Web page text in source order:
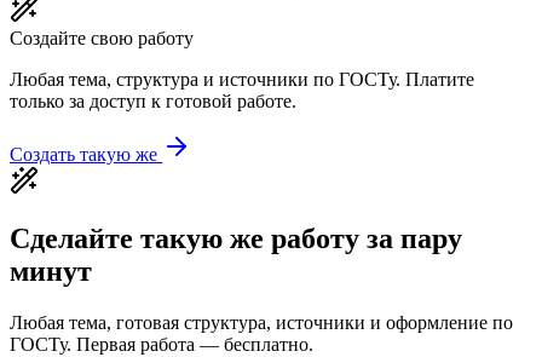
Создайте свою работу
Любая тема, структура и источники по ГОСТу. Платите
только за доступ к готовой работе.
Создать такую же
Сделайте такую же работу за пару
минут
Любая тема, готовая структура, источники и оформление по
ГОСТу. Первая работа — бесплатно.